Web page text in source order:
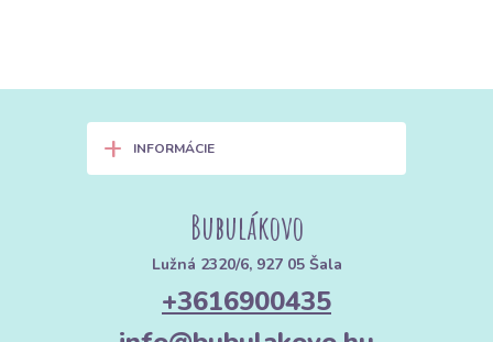
+ INFORMÁCIE
Bubulákovo
Lužná 2320/6, 927 05 Šala
+3616900435